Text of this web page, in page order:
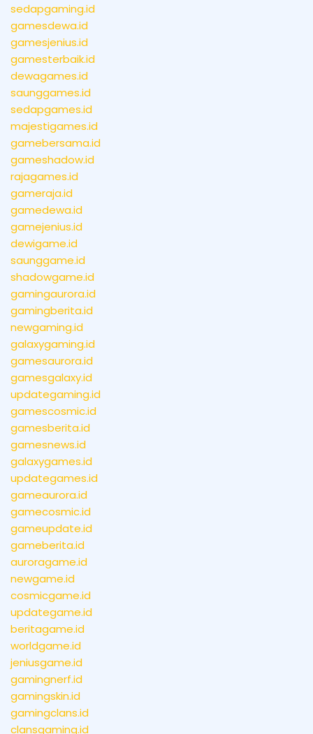
sedapgaming.id
gamesdewa.id
gamesjenius.id
gamesterbaik.id
dewagames.id
saunggames.id
sedapgames.id
majestigames.id
gamebersama.id
gameshadow.id
rajagames.id
gameraja.id
gamedewa.id
gamejenius.id
dewigame.id
saunggame.id
shadowgame.id
gamingaurora.id
gamingberita.id
newgaming.id
galaxygaming.id
gamesaurora.id
gamesgalaxy.id
updategaming.id
gamescosmic.id
gamesberita.id
gamesnews.id
galaxygames.id
updategames.id
gameaurora.id
gamecosmic.id
gameupdate.id
gameberita.id
auroragame.id
newgame.id
cosmicgame.id
updategame.id
beritagame.id
worldgame.id
jeniusgame.id
gamingnerf.id
gamingskin.id
gamingclans.id
clansgaming.id